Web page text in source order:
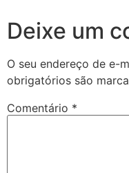
Deixe um
O seu endereço de e-
obrigatórios são
Comentário *